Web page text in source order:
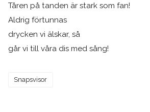
Tåren på tanden är stark som fan!
Aldrig förtunnas
drycken vi älskar, så
går vi till våra dis med sång!
Snapsvisor